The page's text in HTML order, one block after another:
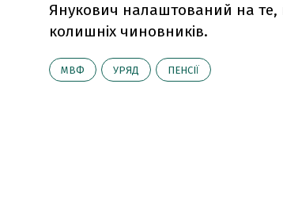
Янукович налаштований на те,
колишніх чиновників.
МВФ УРЯД ПЕНСІЇ